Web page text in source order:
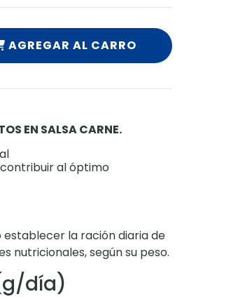
AGREGAR AL CARRO
EN SALSA CARNE.
al óptimo
la ración diaria de
nutricionales, según su peso.
día)